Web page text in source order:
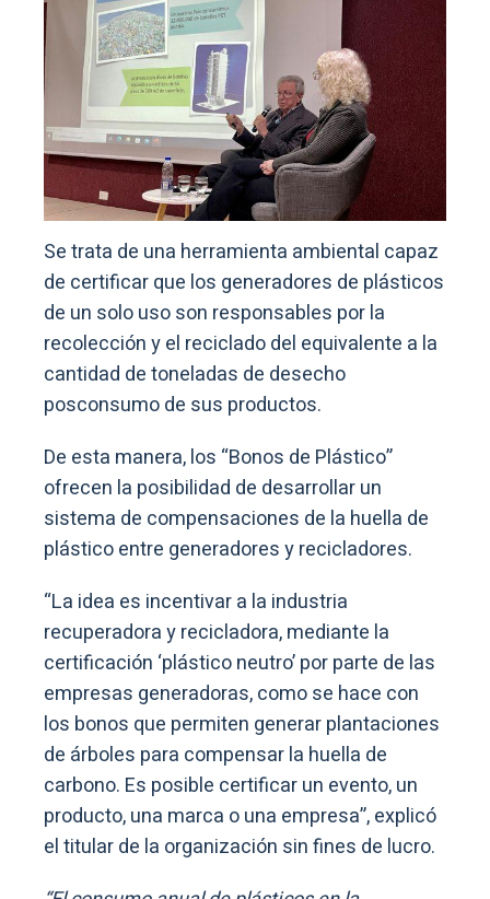
Se trata de una herramienta ambiental capaz
de certificar que los generadores de plásticos
de un solo uso son responsables por la
recolección y el reciclado del equivalente a la
cantidad de toneladas de desecho
posconsumo de sus productos.
De esta manera, los “Bonos de Plástico”
ofrecen la posibilidad de desarrollar un
sistema de compensaciones de la huella de
plástico entre generadores y recicladores.
“La idea es incentivar a la industria
recuperadora y recicladora, mediante la
certificación ‘plástico neutro’ por parte de las
empresas generadoras, como se hace con
los bonos que permiten generar plantaciones
de árboles para compensar la huella de
carbono. Es posible certificar un evento, un
producto, una marca o una empresa”, explicó
el titular de la organización sin fines de lucro.